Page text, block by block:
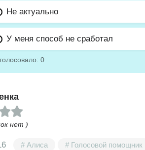
Не актуально
У меня способ не сработал
0
нет )
Алиса Голосовой помощник